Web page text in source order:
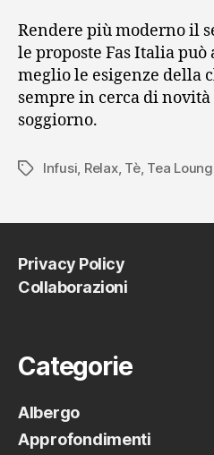
Rendere più moderno il
le proposte Fas Italia
meglio le esigenze della
sempre in cerca di
soggiorno.
Tag Infusi, Relax, Tè, Tea
Privacy Policy
Collaborazioni
Categorie
Albergo
Approfondimenti